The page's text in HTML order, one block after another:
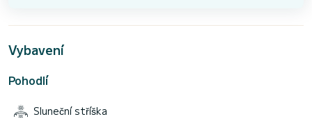
Vybavení
Pohodlí
Sluneční stříška